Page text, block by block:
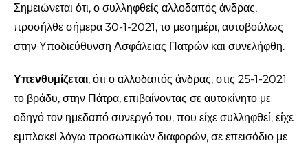
Σημειώνεται ότι, ο συλληφθείς αλλοδαπός άνδρας,
προσήλθε σήμερα 30-1-2021, το μεσημέρι, αυτοβούλως
στην Υποδιεύθυνση Ασφάλειας Πατρών και συνελήφθη.
Υπενθυμίζεται, ότι ο αλλοδαπός άνδρας, στις 25-1-2021
το βράδυ, στην Πάτρα, επιβαίνοντας σε αυτοκίνητο με
οδηγό τον ημεδαπό συνεργό του, που είχε συλληφθεί, είχε
εμπλακεί λόγω προσωπικών διαφορών, σε επεισόδιο με